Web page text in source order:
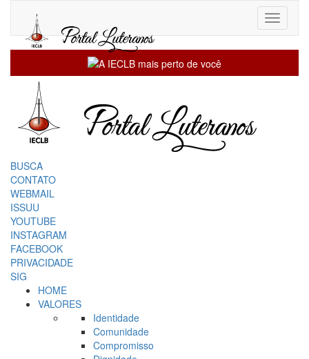
Toggle
BUSCA
CONTATO
WEBMAIL
ISSUU
YOUTUBE
INSTAGRAM
FACEBOOK
PRIVACIDADE
SIG
HOME
VALORES
Identidade
Comunidade
Compromisso